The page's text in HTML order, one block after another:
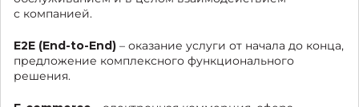
с компанией.
E2E (End-to-End) – оказание услуги от начала до конца,
предложение комплексного функционального
решения.